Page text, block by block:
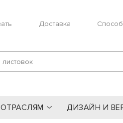
Доставка
ДИЗАЙН И